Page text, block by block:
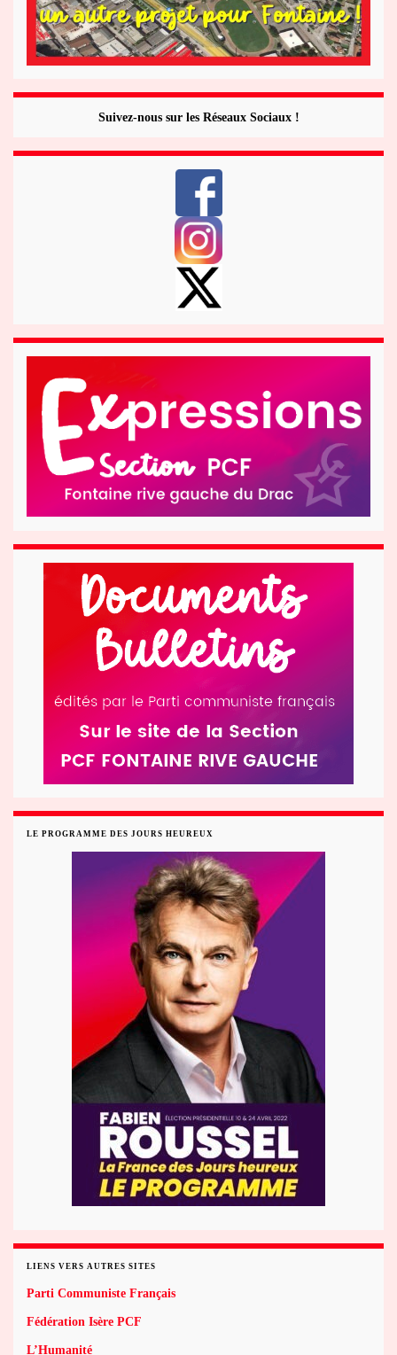
Suivez-nous sur les Réseaux Sociaux !
LE PROGRAMME DES JOURS HEUREUX
LIENS VERS AUTRES SITES
Parti Communiste Français
Fédération Isère PCF
L’Humanité